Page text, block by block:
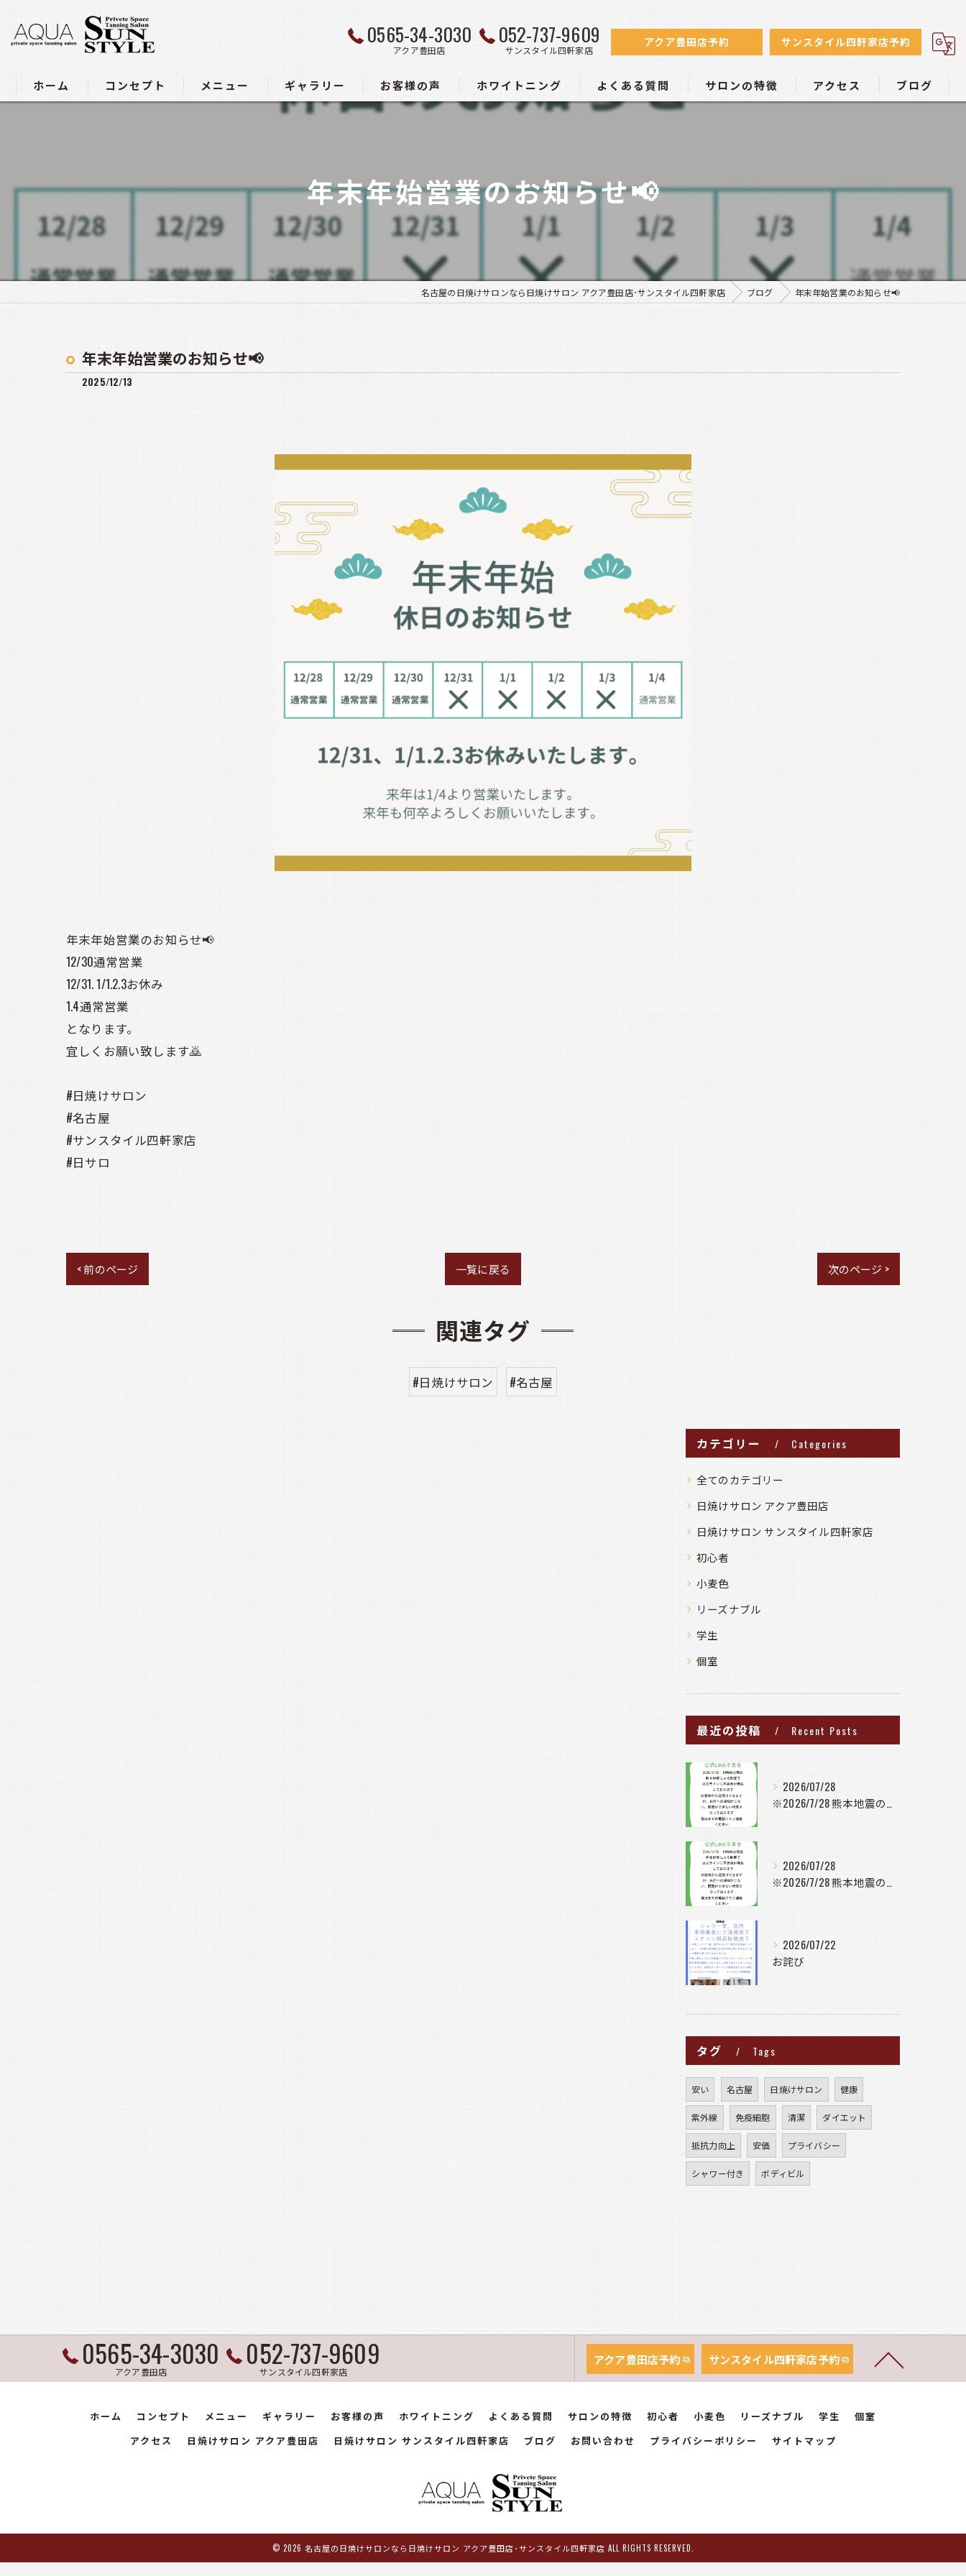
0565-34-3030
アクア豊田店
052-737-9609
サンスタイル四軒家店
アクア豊田店予約 サンスタイル四軒家店予約
ホーム コンセプト メニュー ギャラリー お客様の声 ホワイトニング よくある質問 サロンの特徴
リーズナブル
アクセス ブログ
年末年始営業のお知らせ📢
名古屋の日焼けサロンなら日焼けサロン アクア豊田店･サンスタイル四軒家店 ブログ 年末年始営業のお知らせ📢
年末年始営業のお知らせ📢
2025/12/13
年末年始営業のお知らせ📢
12/30通常営業
12/31. 1/1.2.3お休み
1.4通常営業
となります。
宜しくお願い致します🙇
#日焼けサロン
#名古屋
#サンスタイル四軒家店
#日サロ
< 前のページ 一覧に戻る 次のページ >
関連タグ
#日焼けサロン #名古屋
カテゴリー Categories
全てのカテゴリー
日焼けサロン アクア豊田店
日焼けサロン サンスタイル四軒家店
初心者
小麦色
リーズナブル
学生
個室
最近の投稿 Recent Posts
2026/07/28
※2026/7/28 熊本地震の影響で公式ラインに不具合が発...
2026/07/28
※2026/7/28 熊本地震の影響で公式ラインに不具合が発...
2026/07/22
お詫び
タグ Tags
安い 名古屋 日焼けサロン 健康
紫外線 免疫細胞 清潔 ダイエット
抵抗力向上 安価 プライバシー
シャワー付き ボディビル
0565-34-3030
アクア豊田店
052-737-9609
サンスタイル四軒家店
アクア豊田店予約 サンスタイル四軒家店予約
ホーム コンセプト メニュー ギャラリー お客様の声 ホワイトニング よくある質問 サロンの特徴 初心者 小麦色 リーズナブル 学生
個室
アクセス
日焼けサロン アクア豊田店 日焼けサロン サンスタイル四軒家店 ブログ お問い合わせ プライバシーポリシー サイトマップ
© 2026 名古屋の日焼けサロンなら日焼けサロン アクア豊田店･サンスタイル四軒家店 ALL RIGHTS RESERVED.